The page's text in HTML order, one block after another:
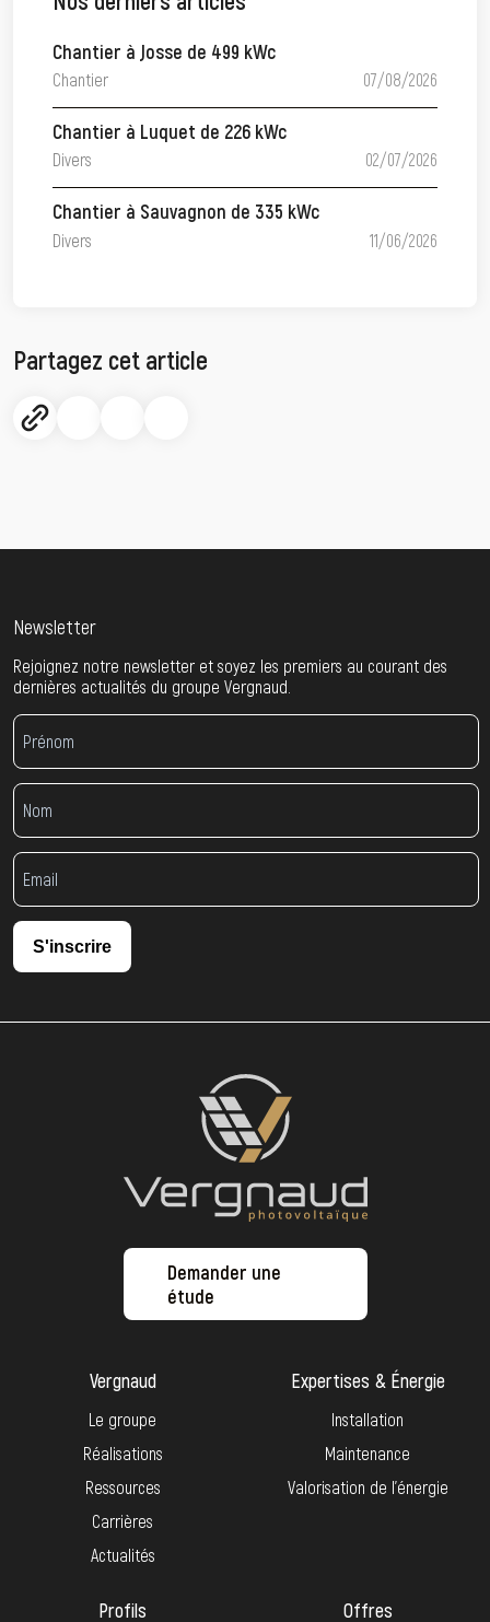
Chantier à Josse de 499 kWc
Chantier 07/08/2026
Chantier à Luquet de 226 kWc
Divers 02/07/2026
Chantier à Sauvagnon de 335 kWc
Divers 11/06/2026
Partagez cet article
Newsletter
Rejoignez notre newsletter et soyez les premiers au courant des
dernières actualités du groupe Vergnaud.
S'inscrire
Demander une
étude
Vergnaud
Le groupe
Réalisations
Ressources
Carrières
Actualités
Expertises & Énergie
Installation
Maintenance
Valorisation de l’énergie
Profils Offres